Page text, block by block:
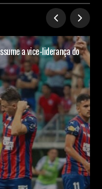
a vice-liderança do